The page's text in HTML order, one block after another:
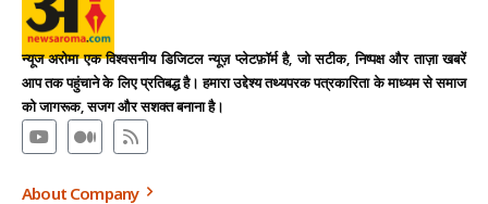
न्यूज अरोमा एक विश्वसनीय डिजिटल न्यूज़ प्लेटफ़ॉर्म है, जो सटीक, निष्पक्ष और ताज़ा खबरें
आप तक पहुंचाने के लिए प्रतिबद्ध है। हमारा उद्देश्य तथ्यपरक पत्रकारिता के माध्यम से समाज
को जागरूक, सजग और सशक्त बनाना है।
About Company